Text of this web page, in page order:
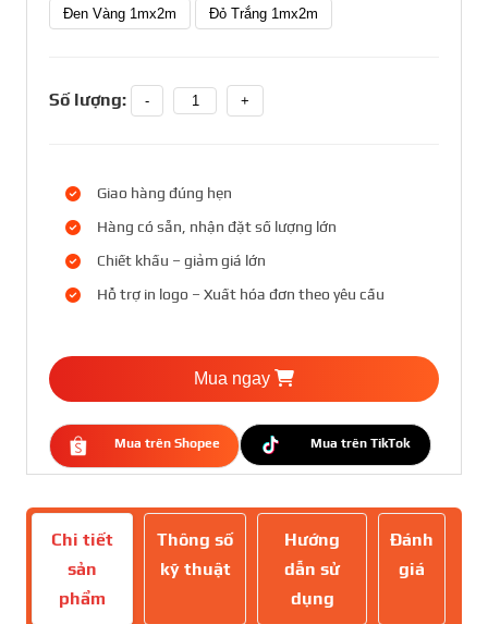
Đen Vàng 1mx2m Đỏ Trắng 1mx2m
Số lượng: - +
Giao hàng đúng hẹn
Hàng có sẵn, nhận đặt số lượng lớn
Chiết khấu – giảm giá lớn
Hỗ trợ in logo – Xuất hóa đơn theo yêu cầu
Mua ngay
Mua trên Shopee Mua trên TikTok
Chi tiết
sản
phẩm
Thông số
kỹ thuật
Hướng
dẫn sử
dụng
Đánh
giá